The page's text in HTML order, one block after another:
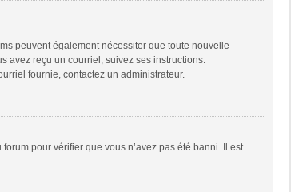
peuvent également nécessiter que toute nouvelle
avez reçu un courriel, suivez ses instructions.
fournie, contactez un administrateur.
pour vérifier que vous n’avez pas été banni. Il est